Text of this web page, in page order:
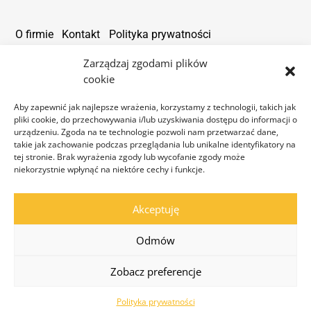
Zarządzaj zgodami plików
cookie
Aby zapewnić jak najlepsze wrażenia, korzystamy z technologii, takich jak
pliki cookie, do przechowywania i/lub uzyskiwania dostępu do informacji o
urządzeniu. Zgoda na te technologie pozwoli nam przetwarzać dane,
takie jak zachowanie podczas przeglądania lub unikalne identyfikatory na
tej stronie. Brak wyrażenia zgody lub wycofanie zgody może
niekorzystnie wpłynąć na niektóre cechy i funkcje.
Akceptuję
Odmów
Zobacz preferencje
Polityka prywatności
O firmie Kontakt Polityka prywatności
Dane kontaktowe
office@alarmtower.com
+48 734 734 555
AlarmTower sp. z o.o.
Polski